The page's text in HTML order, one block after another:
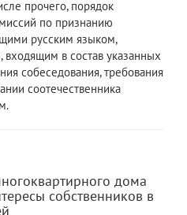
прочего, порядок
по признанию
русским языком,
входящим в состав указанных
собеседования, требования
соотечественника
дома
собственников в